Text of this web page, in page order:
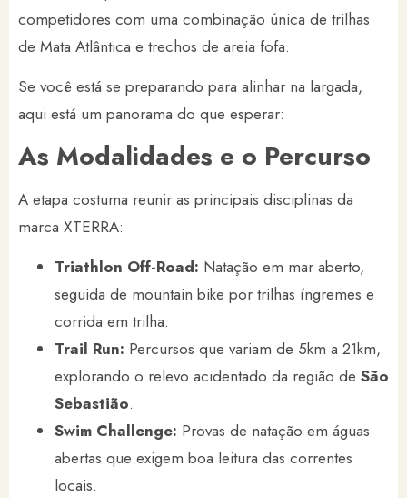
competidores com uma combinação única de trilhas
de Mata Atlântica e trechos de areia fofa.
Se você está se preparando para alinhar na largada,
aqui está um panorama do que esperar:
As Modalidades e o Percurso
A etapa costuma reunir as principais disciplinas da
marca XTERRA:
Triathlon Off-Road: Natação em mar aberto,
seguida de mountain bike por trilhas íngremes e
corrida em trilha.
Trail Run: Percursos que variam de 5km a 21km,
explorando o relevo acidentado da região de São
Sebastião.
Swim Challenge: Provas de natação em águas
abertas que exigem boa leitura das correntes
locais.